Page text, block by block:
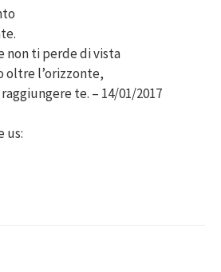
non ti perde di vista
oltre l’orizzonte,
te. – 14/01/2017
us: